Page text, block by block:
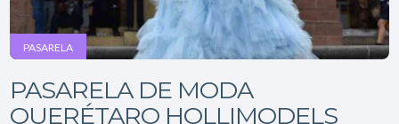
PASARELA
PASARELA DE MODA
QUERÉTARO HOLLIMODELS